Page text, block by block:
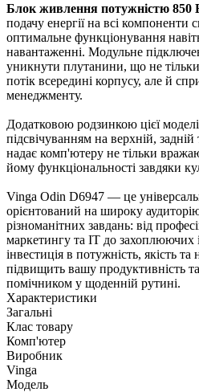
Блок живлення потужністю 850
подачу енергії на всі компоненти
оптимальне функціонування
навантаженні. Модульне
уникнути плутанини, що не
потік всередині корпусу, але й
менеджменту.
Додатковою родзинкою цієї
підсвічуванням на верхній,
надає комп'ютеру не тільки
йому функціональності завдяки
Vinga Odin D6947 — це
орієнтований на широку
різноманітних завдань: від
маркетингу та IT до захоплюючих
інвестиція в потужність, якість
підвищить вашу продуктивність
помічником у щоденній рутині.
Характеристики
Загальні
Клас товару
Комп'ютер
Виробник
Vinga
Модель